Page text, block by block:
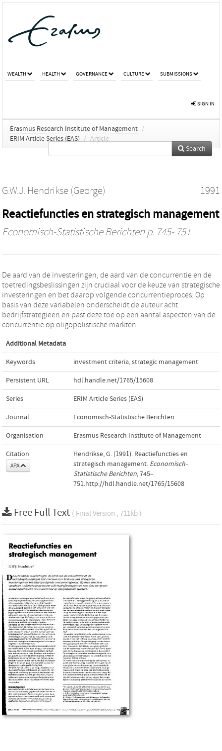
WEALTH HEALTH GOVERNANCE CULTURE SUBMISSIONS
SIGN IN
Erasmus Research Institute of Management /
ERIM Article Series (EAS)
/ Article
Search
G.W.J. Hendrikse (George) 1991
Reactiefuncties en strategisch management
Economisch-Statistische Berichten p. 745- 751
De aard van de investeringen, de aard van de concurrentie en de
toetredingsbeslissingen zijn cruciaal voor de keuze van strategische
investeringen en bet daarop volgende concurrentieproces. Op
basis van deze variabelen onderscheidt de auteur acht
bedrijfstrategieen en past deze toe op een aantal aspecten van de
concurrentie op oligopolistische markten.
Additional Metadata
Keywords investment criteria,strategic management
Persistent URL hdl.handle.net/1765/15608
Series ERIM Article Series (EAS)
Journal Economisch-Statistische Berichten
Organisation Erasmus Research Institute of Management
Citation
APA
Hendrikse, G. (1991). Reactiefuncties en
strategisch management. Economisch-
Statistische Berichten, 745–
751.http://hdl.handle.net/1765/15608
Free Full Text ( Final Version , 711kb )